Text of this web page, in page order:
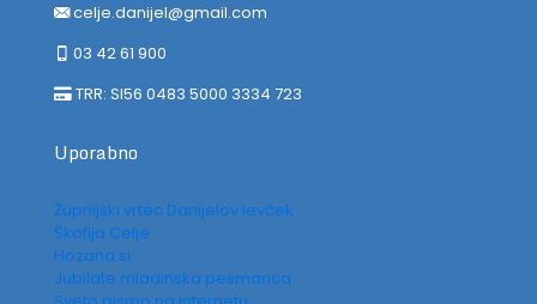
celje.danijel@gmail.com
03 42 61 900
TRR: SI56 0483 5000 3334 723
Uporabno
Župnijski vrtec Danijelov levček
Škofija Celje
Hozana.si
Jubilate mladinska pesmarica